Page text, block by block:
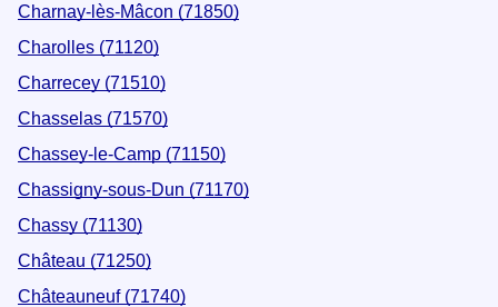
Charnay-lès-Mâcon (71850)
Charolles (71120)
Charrecey (71510)
Chasselas (71570)
Chassey-le-Camp (71150)
Chassigny-sous-Dun (71170)
Chassy (71130)
Château (71250)
Châteauneuf (71740)